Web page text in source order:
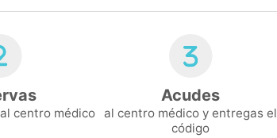
centro médico
Acudes
al centro médico y entregas el
código